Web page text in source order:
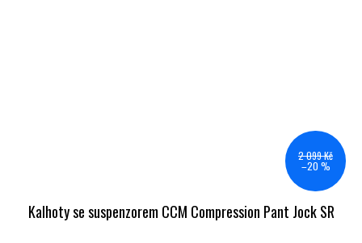
2 099 Kč
–20 %
Kalhoty se suspenzorem CCM Compression Pant Jock SR